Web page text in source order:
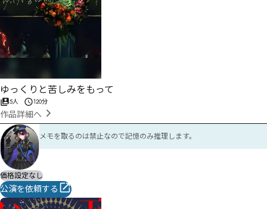
ゆっくりと苦しみをもって
5人 120分
作品詳細へ
メモを取るのは禁止なので記憶のみ推理します。
価格設定なし
公演を依頼する